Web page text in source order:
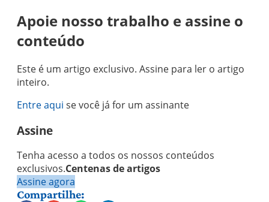
Apoie nosso trabalho e assine o
conteúdo
Este é um artigo exclusivo. Assine para ler o artigo
inteiro.
Entre aqui se você já for um assinante
Assine
Tenha acesso a todos os nossos conteúdos
exclusivos.Centenas de artigos
Assine agora
Compartilhe: